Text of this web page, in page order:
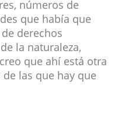
números de
que había que
derechos
la naturaleza,
que ahí está otra
las que hay que